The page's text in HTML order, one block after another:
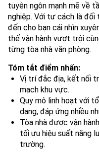
tuyên ngôn mạnh mẽ về
nghiệp. Với tư cách là đối
đến cho bạn cái nhìn
thế vận hành vượt trội
từng tòa nhà văn phòng.
Tóm tắt điểm nhấn:
Vị trí đắc địa, kết nối
mạch khu vực.
Quy mô linh hoạt với
dạng, đáp ứng nhiều
Tòa nhà được vận
tối ưu hiệu suất năng
trường.